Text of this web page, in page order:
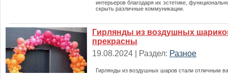
интерьеров благодаря их эстетике,
скрыть различные коммуникации.
Гирлянды из воздушных
прекрасны
19.08.2024 | Раздел: Разное
Гирлянды из воздушных шаров стали отличным